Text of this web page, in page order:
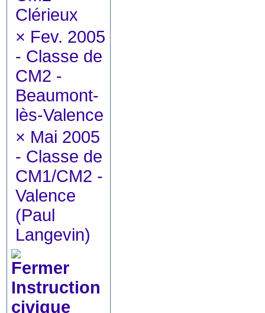
Clérieux
× Fev. 2005
- Classe de
CM2 -
Beaumont-
lès-Valence
× Mai 2005
- Classe de
CM1/CM2 -
Valence
(Paul
Langevin)
Instruction
civique